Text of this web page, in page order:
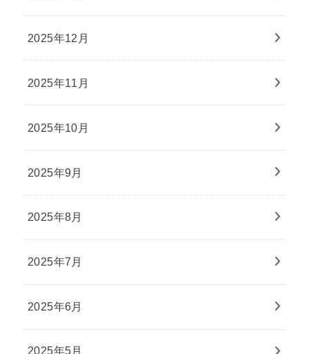
2025年12月
2025年11月
2025年10月
2025年9月
2025年8月
2025年7月
2025年6月
2025年5月